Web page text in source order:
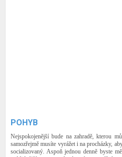
POHYB
Nejspokojenější bude na zahradě, kterou
samozřejmě musíte vyrážet i na procházky,
socializovaný. Aspoň jednou denně byste